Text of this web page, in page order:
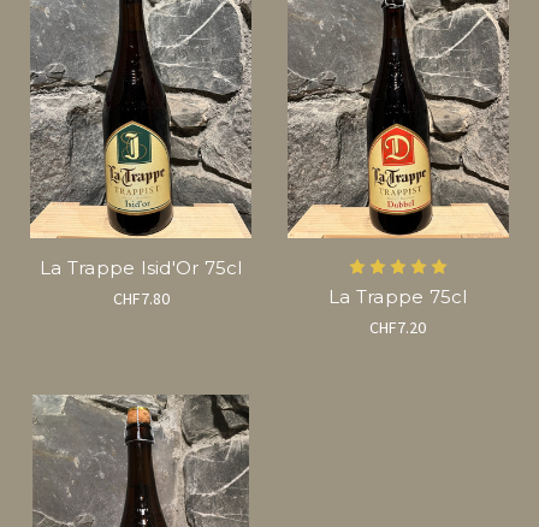
La Trappe Isid'Or 75cl
CHF7.80 La Trappe 75cl
CHF7.20